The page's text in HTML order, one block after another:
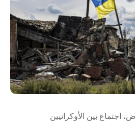
اجتماع بين الأوكرانيين